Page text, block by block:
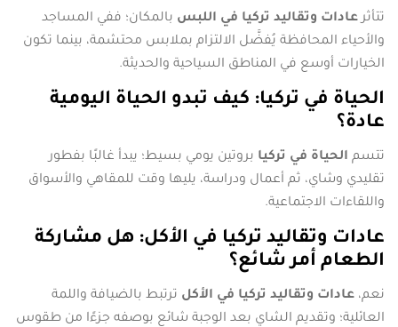
تتأثر عادات وتقاليد تركيا في اللبس بالمكان؛ ففي المساجد
والأحياء المحافظة يُفضَّل الالتزام بملابس محتشمة، بينما تكون
الخيارات أوسع في المناطق السياحية والحديثة.
الحياة في تركيا: كيف تبدو الحياة اليومية
عادة؟
تتسم الحياة في تركيا بروتين يومي بسيط؛ يبدأ غالبًا بفطور
تقليدي وشاي، ثم أعمال ودراسة، يليها وقت للمقاهي والأسواق
واللقاءات الاجتماعية.
عادات وتقاليد تركيا في الأكل: هل مشاركة
الطعام أمر شائع؟
نعم، عادات وتقاليد تركيا في الأكل ترتبط بالضيافة واللمة
العائلية؛ وتقديم الشاي بعد الوجبة شائع بوصفه جزءًا من طقوس